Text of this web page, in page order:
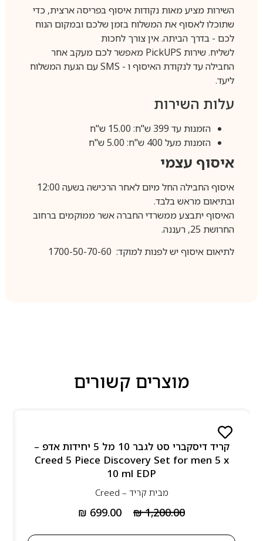
השירות מציע מאות נקודות איסוף בפריסה ארצית, כדי
שתוכלו לאסוף את המשלוח בזמן שלכם ובמקום הנוח
לכם - בדרך הביתה. אין צורך לחכות
לשליח. שירות PickUPSמאפשר לכם מעקב אחר
החבילה עד לנקודת האיסוף ו - SMSעם הגעת המשלוח
ליעד.
עלות השירות
הזמנות עד 399 ש"ח: 15.00 ש"ח
הזמנות מעל 400 ש"ח: 5.00 ש"ח
איסוף עצמי
איסוף החבילה החל מיום לאחר הרכישה בשעה 12:00
ובתיאום מראש בלבד.
האיסוף יתבצע ממשרדי החברה אשר ממוקמים ברחוב
החרושת 25, רעננה.
לתיאום איסוף יש לפנות למוקד: 1700-50-70-60
מוצרים קשורים
קריד דיסקברי סט לגבר 10 מל 5 יחידות אדפ –
Creed 5 Piece Discovery Set for men 5 x
10 ml EDP
מבית קריד – Creed
₪1,200.00
₪ 699.00